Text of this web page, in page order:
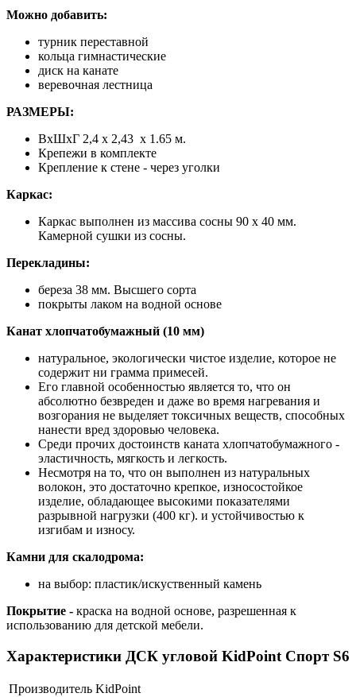
Можно добавить:
турник переставной
кольца гимнастические
диск на канате
веревочная лестница
РАЗМЕРЫ:
ВхШхГ 2,4 х 2,43 х 1.65 м.
Крепежи в комплекте
Крепление к стене - через уголки
Каркас:
Каркас выполнен из массива сосны 90 х 40 мм.
Камерной сушки из сосны.
Перекладины:
береза 38 мм. Высшего сорта
покрыты лаком на водной основе
Канат хлопчатобумажный (10 мм)
натуральное, экологически чистое изделие, которое не
содержит ни грамма примесей.
Его главной особенностью является то, что он
абсолютно безвреден и даже во время нагревания и
возгорания не выделяет токсичных веществ, способных
нанести вред здоровью человека.
Среди прочих достоинств каната хлопчатобумажного -
эластичность, мягкость и легкость.
Несмотря на то, что он выполнен из натуральных
волокон, это достаточно крепкое, износостойкое
изделие, обладающее высокими показателями
разрывной нагрузки (400 кг). и устойчивостью к
изгибам и износу.
Камни для скалодрома:
на выбор: пластик/искуственный камень
Покрытие - краска на водной основе, разрешенная к
использованию для детской мебели.
Характеристики ДСК угловой KidPoint Спорт S6
Производитель KidPoint